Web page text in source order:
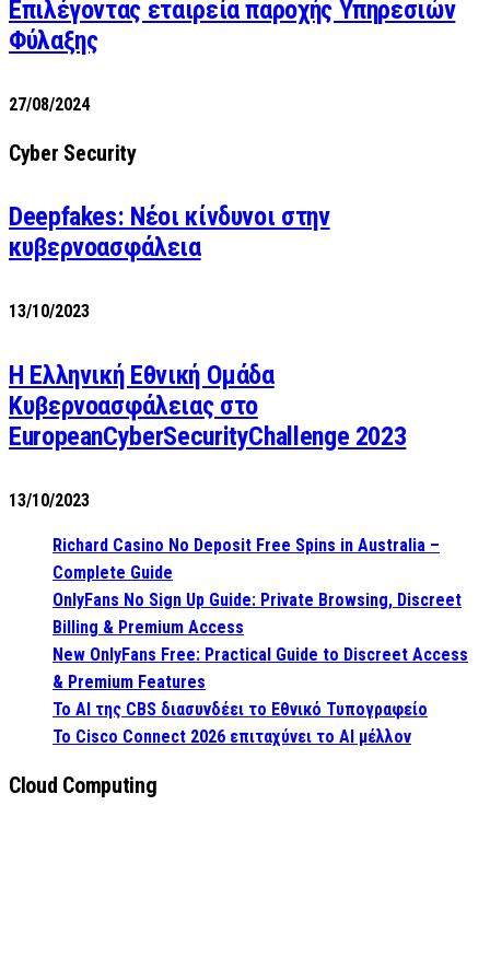
Επιλέγοντας εταιρεία παροχής Υπηρεσιών
Φύλαξης
27/08/2024
Cyber Security
Deepfakes: Νέοι κίνδυνοι στην
κυβερνοασφάλεια
13/10/2023
Η Ελληνική Εθνική Ομάδα
Κυβερνοασφάλειας στο
EuropeanCyberSecurityChallenge 2023
13/10/2023
Richard Casino No Deposit Free Spins in Australia –
Complete Guide
OnlyFans No Sign Up Guide: Private Browsing, Discreet
Billing & Premium Access
New OnlyFans Free: Practical Guide to Discreet Access
& Premium Features
Το AI της CBS διασυνδέει το Εθνικό Τυπογραφείο
Το Cisco Connect 2026 επιταχύνει το AI μέλλον
Cloud Computing